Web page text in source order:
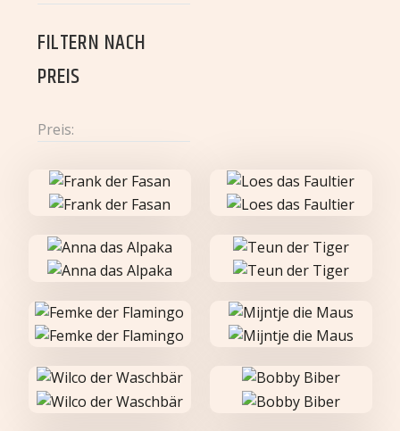
FILTERN NACH
PREIS
Preis: